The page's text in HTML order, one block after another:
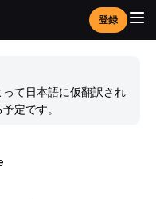
登録
て日本語に仮翻訳され
定です。